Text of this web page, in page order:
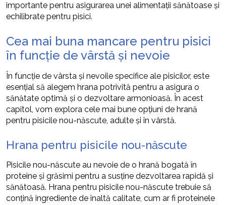
importante pentru asigurarea unei alimentații sănătoase și
echilibrate pentru pisici.
Cea mai buna mancare pentru pisici
în funcție de vârstă și nevoie
În funcție de vârsta și nevoile specifice ale pisicilor, este
esențial să alegem hrana potrivită pentru a asigura o
sănătate optimă și o dezvoltare armonioasă. În acest
capitol, vom explora cele mai bune opțiuni de hrană
pentru pisicile nou-născute, adulte și în vârstă.
Hrana pentru pisicile nou-născute
Pisicile nou-născute au nevoie de o hrană bogată în
proteine și grăsimi pentru a susține dezvoltarea rapidă și
sănătoasă. Hrana pentru pisicile nou-născute trebuie să
conțină ingrediente de înaltă calitate, cum ar fi proteinele